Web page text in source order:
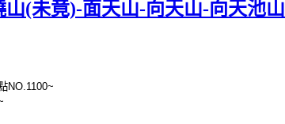
山(未竟)-面天山-向天山-向天池山
NO.1100~